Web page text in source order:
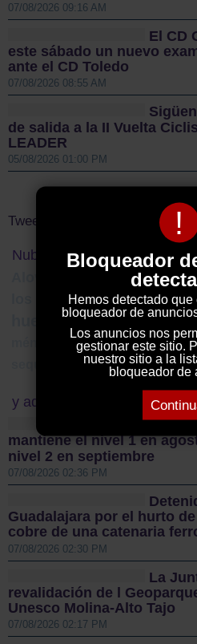
!
Bloqueador
Hemos detectado
bloqueador de
Los anuncios nos
gestionar este sitio.
nuestro sitio a la
bloqueador de
07/08/2026 09:16 AM
El CD
este sábado un nuevo
ante el CD Toledo
07/08/2026 08:55 AM
de salida a la II Vuelta
LEADER
05/08/2026 01:00 PM
Tweets by ElDecanodeGuad1
Nube de Tags
incendio Irueste
los serrano IES Luis de
huella de carbono
valle del mesa
paraje fuensanta
y además...
El
mantiene el nivel 1 en
nivel 2 en septiembre
07/08/2026 02:36 PM
Guadalajara por el hurto
cobre de una catenaria
07/08/2026 02:30 PM
La
revalidación de l
Unesco Molina-Alto Tajo
07/08/2026 02:17 PM